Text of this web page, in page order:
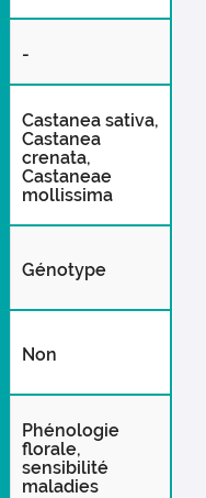
-
Castanea sativa,
Castanea
crenata,
Castaneae
mollissima
Génotype
Non
Phénologie
florale,
sensibilité
maladies